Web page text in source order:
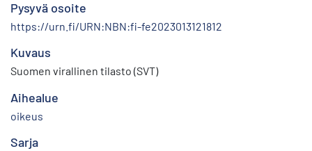
Pysyvä osoite
https://urn.fi/URN:NBN:fi-fe2023013121812
Kuvaus
Suomen virallinen tilasto (SVT)
Aihealue
oikeus
Sarja